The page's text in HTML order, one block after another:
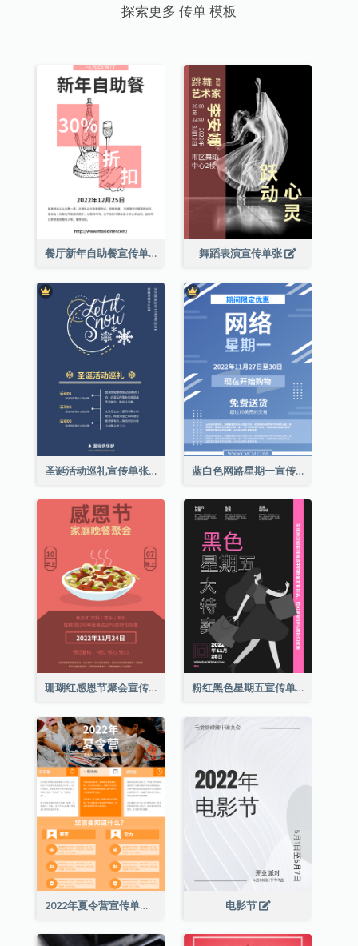
探索更多 传单 模板
餐厅新年自助餐宣传单张 舞蹈表演宣传单张
圣诞活动巡礼宣传单张(附介绍) 蓝白色网路星期一宣传单张
珊瑚红感恩节聚会宣传单张 粉红黑色星期五宣传单张
2022年夏令营宣传单张 电影节